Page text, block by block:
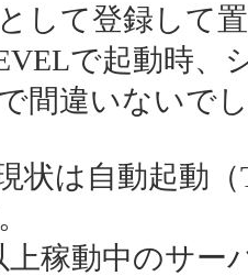
して登録して
で起動時
間違いないで
状は自動起動
上稼動中のサ